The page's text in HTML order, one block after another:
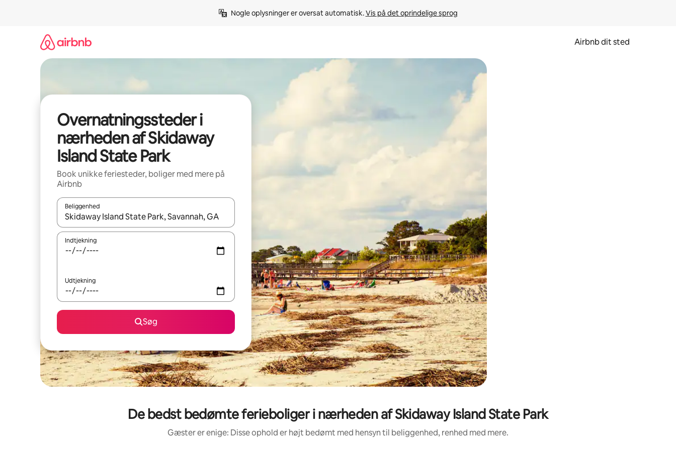
Nogle oplysninger er oversat automatisk. Vis på det oprindelige sprog
Airbnb dit sted
Overnatningssteder i
nærheden af Skidaway
Island State Park
Book unikke feriesteder, boliger med mere på
Airbnb
Beliggenhed
Når resultaterne er tilgængelige, skal du navigere med piletasterne op og ned eller se mere ved at trykke eller stryge.
Indtjekning
Udtjekning
Søg
De bedst bedømte ferieboliger i nærheden af Skidaway Island State Park
Gæster er enige: Disse ophold er højt bedømt med hensyn til beliggenhed, renhed med mere.